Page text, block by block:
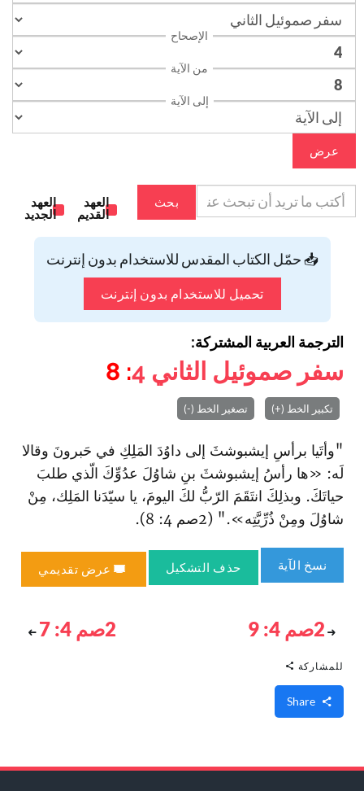
الإصحاح
من الآية
إلى الآية
عرض
بحث
العهد
القديم
العهد
الجديد
📥 حمّل الكتاب المقدس للاستخدام بدون إنترنت
تحميل للاستخدام بدون إنترنت
الترجمة العربية المشتركة:
سفر صموئيل الثاني 4
: 8
تكبير الخط (+) تصغير الخط (-)
"وأتَيا برأسِ إيشبوشثَ إلى داوُدَ المَلِكِ في حَبرونَ وقالا
لَه: «ها رأسُ إيشبوشثَ بنِ شاوُلَ عدُوِّكَ الّذي طلبَ
حياتَكَ. وبذلِكَ ا‏نتَقَمَ الرّبُّ لكَ اليومَ، يا سيّدَنا المَلِك، مِنْ
شاوُلَ ومِنْ ذُرِّيَّتِه»." (2صم 4: 8).
نسخ الآية حذف التشكيل عرض تقديمي
2صم 4: 9 2صم 4: 7
للمشاركة